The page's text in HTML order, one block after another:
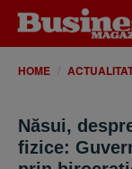
HOME
Năsui,
fizice: